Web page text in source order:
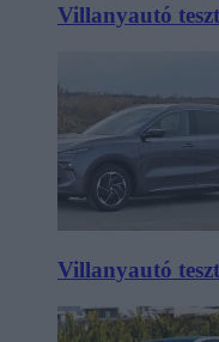
Villanyautó
Villanyautó